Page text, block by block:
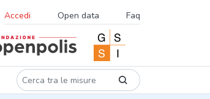
Accedi Open data Faq